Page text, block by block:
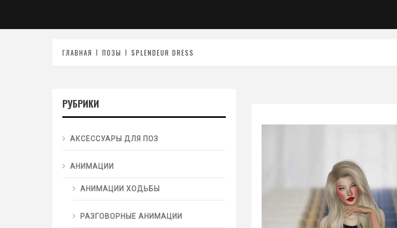
ГЛАВНАЯ ПОЗЫ SPLENDEUR DRESS
РУБРИКИ
АКСЕССУАРЫ ДЛЯ ПОЗ
АНИМАЦИИ
АНИМАЦИИ ХОДЬБЫ
РАЗГОВОРНЫЕ АНИМАЦИИ